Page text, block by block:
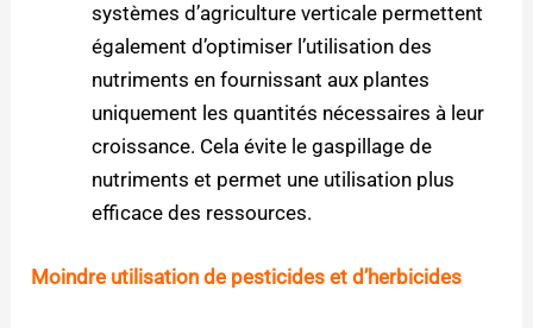
systèmes d’agriculture verticale permettent
également d’optimiser l’utilisation des
nutriments en fournissant aux plantes
uniquement les quantités nécessaires à leur
croissance. Cela évite le gaspillage de
nutriments et permet une utilisation plus
efficace des ressources.
Moindre utilisation de pesticides et d’herbicides